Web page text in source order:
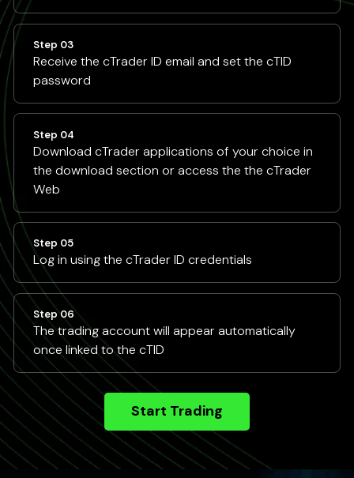
Step 03
Receive the cTrader ID email and set the cTID
password
Step 04
Download cTrader applications of your choice in
the download section or access the the cTrader
Web
Step 05
Log in using the cTrader ID credentials
Step 06
The trading account will appear automatically
once linked to the cTID
Start Trading